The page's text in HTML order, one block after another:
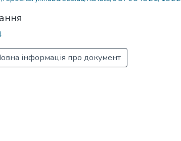
інформація про документ